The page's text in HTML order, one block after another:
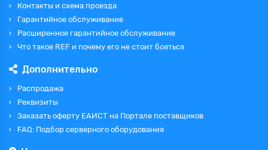
Контакты и схема проезда
Гарантийное обслуживание
Расширенное гарантийное обслуживание
Что такое REF и почему его не стоит бояться
Дополнительно
Распродажа
Реквизиты
Заказать оферту ЕАИСТ на Портале поставщиков
FAQ: Подбор серверного оборудования